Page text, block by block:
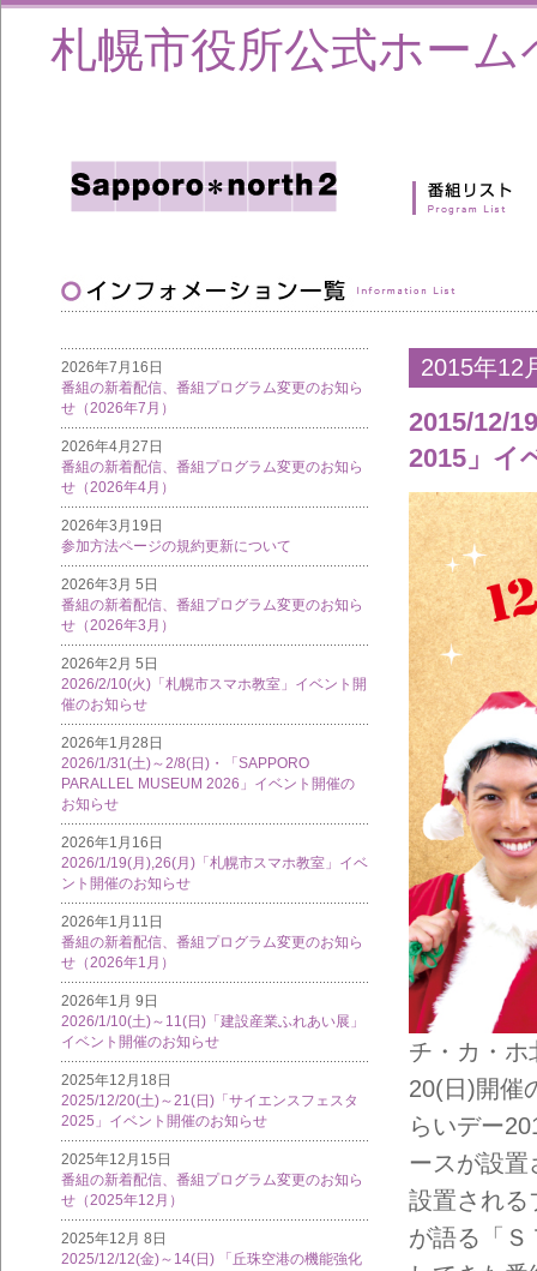
札幌市役所公式ホーム
2026年7月16日
番組の新着配信、番組プログラム変更のお知ら
せ（2026年7月）
2026年4月27日
番組の新着配信、番組プログラム変更のお知ら
せ（2026年4月）
2026年3月19日
参加方法ページの規約更新について
2026年3月 5日
番組の新着配信、番組プログラム変更のお知ら
せ（2026年3月）
2026年2月 5日
2026/2/10(火)「札幌市スマホ教室」イベント開
催のお知らせ
2026年1月28日
2026/1/31(土)～2/8(日)・「SAPPORO
PARALLEL MUSEUM 2026」イベント開催の
お知らせ
2026年1月16日
2026/1/19(月),26(月)「札幌市スマホ教室」イベ
ント開催のお知らせ
2026年1月11日
番組の新着配信、番組プログラム変更のお知ら
せ（2026年1月）
2026年1月 9日
2026/1/10(土)～11(日)「建設産業ふれあい展」
イベント開催のお知らせ
2025年12月18日
2025/12/20(土)～21(日)「サイエンスフェスタ
2025」イベント開催のお知らせ
2025年12月15日
番組の新着配信、番組プログラム変更のお知ら
せ（2025年12月）
2025年12月 8日
2025/12/12(金)～14(日) 「丘珠空港の機能強化
2015年12
2015/12/
2015」イ
チ・カ・ホ
20(日)開催
らいデー
ースが設置
設置される
が語る「Ｓ